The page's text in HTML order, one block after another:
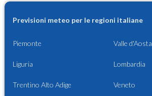
Previsioni meteo per le regioni italiane
Piemonte Valle d'Aosta
Liguria Lombardia
Trentino Alto Adige Veneto